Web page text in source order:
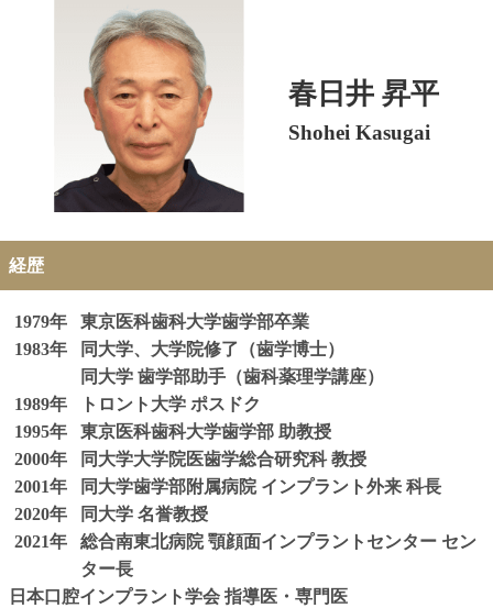
春日井 昇平
Shohei Kasugai
経歴
1979年
東京医科歯科大学歯学部卒業
1983年
同大学、大学院修了（歯学博士）
同大学 歯学部助手（歯科薬理学講座）
1989年
トロント大学 ポスドク
1995年
東京医科歯科大学歯学部 助教授
2000年
同大学大学院医歯学総合研究科 教授
2001年
同大学歯学部附属病院 インプラント外来 科長
2020年
同大学 名誉教授
2021年
総合南東北病院 顎顔面インプラントセンター セン
ター長
日本口腔インプラント学会 指導医・専門医